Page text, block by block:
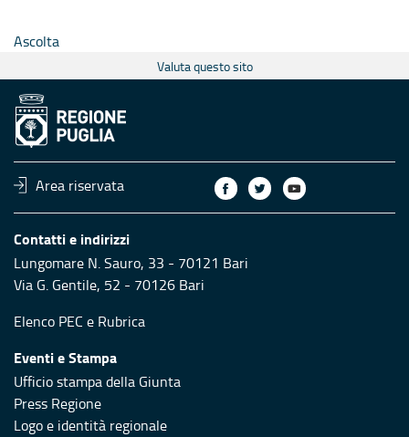
Ascolta
Valuta questo sito
Area riservata
Contatti e indirizzi
Lungomare N. Sauro, 33 - 70121 Bari
Via G. Gentile, 52 - 70126 Bari
Elenco PEC e Rubrica
Eventi e Stampa
Ufficio stampa della Giunta
Press Regione
Logo e identità regionale